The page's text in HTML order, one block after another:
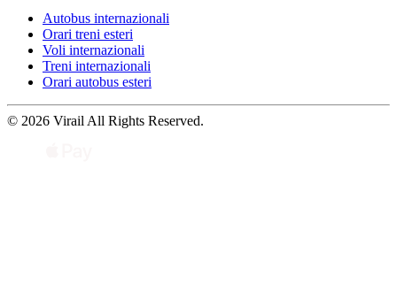
Autobus internazionali
Orari treni esteri
Voli internazionali
Treni internazionali
Orari autobus esteri
© 2026 Virail All Rights Reserved.